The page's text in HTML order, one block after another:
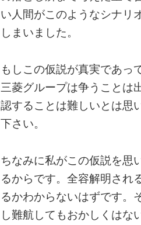
い人間がこのようなシナリ
しまいました。
もしこの仮説が真実であっ
三菱グループは争うことは
認することは難しいとは思
下さい。
ちなみに私がこの仮説を思
るからです。全容解明され
るかわからないはずです。
し難航してもおかしくはな